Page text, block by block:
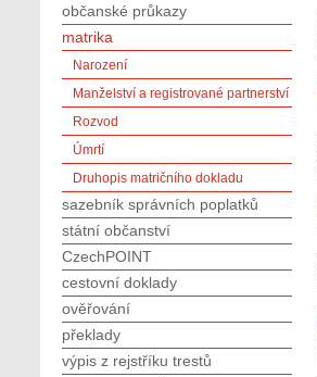
občanské průkazy
matrika
Narození
Manželství a registrované partnerství
Rozvod
Úmrtí
Druhopis matričního dokladu
sazebník správních poplatků
státní občanství
CzechPOINT
cestovní doklady
ověřování
překlady
výpis z rejstříku trestů